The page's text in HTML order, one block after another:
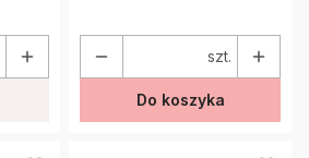
szt.
Do koszyka